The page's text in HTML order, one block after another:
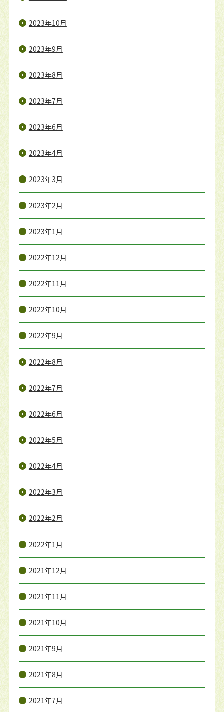
2023年10月
2023年9月
2023年8月
2023年7月
2023年6月
2023年4月
2023年3月
2023年2月
2023年1月
2022年12月
2022年11月
2022年10月
2022年9月
2022年8月
2022年7月
2022年6月
2022年5月
2022年4月
2022年3月
2022年2月
2022年1月
2021年12月
2021年11月
2021年10月
2021年9月
2021年8月
2021年7月